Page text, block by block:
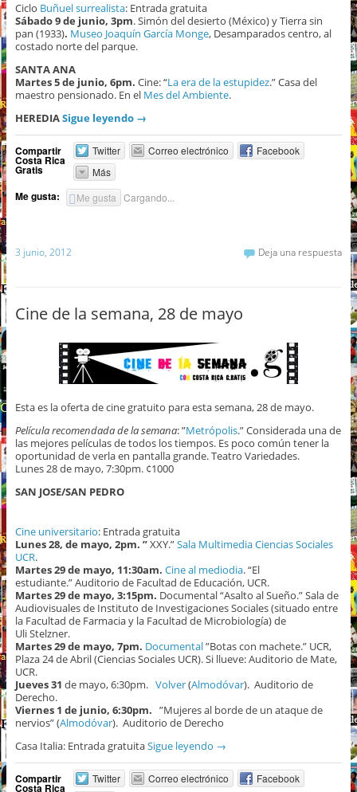
Ciclo Buñuel surrealista: Entrada gratuita
Sábado 9 de junio, 3pm. Simón del desierto (México) y Tierra sin
pan (1933). Museo Joaquín García Monge, Desamparados centro, al
costado norte del parque.
SANTA ANA
Martes 5 de junio, 6pm. Cine: “La era de la estupidez.” Casa del
maestro pensionado. En el Mes del Ambiente.
HEREDIASigue leyendo →
Compartir
Costa Rica
Gratis
Twitter Correo electrónico
Facebook
Más
Me gusta: Me gusta Cargando...
3 junio, 2012 Deja una respuesta
Cine de la semana, 28 de mayo
Esta es la oferta de cine gratuito para esta semana, 28 de mayo.
Película recomendada de la semana: ”Metrópolis.” Considerada una de
las mejores películas de todos los tiempos. Es poco común tener la
oportunidad de verla en pantalla grande. Teatro Variedades.
Lunes 28 de mayo, 7:30pm. ¢1000
SAN JOSE/SAN PEDRO
Cine universitario: Entrada gratuita
Lunes 28, de mayo, 2pm. ”XXY.”Sala Multimedia Ciencias Sociales
UCR.
Martes 29 de mayo, 11:30am. Cine al mediodia. “El
estudiante.” Auditorio de Facultad de Educación, UCR.
Martes 29 de mayo, 3:15pm. Documental “Asalto al Sueño.” Sala de
Audiovisuales de Instituto de Investigaciones Sociales (situado entre
la Facultad de Farmacia y la Facultad de Microbiología) de
Uli Stelzner.
Martes 29 de mayo, 7pm. Documental”Botas con machete.” UCR,
Plaza 24 de Abril (Ciencias Sociales UCR). Si llueve: Auditorio de Mate,
UCR.
Jueves 31 de mayo, 6:30pm. Volver(Almodóvar). Auditorio de
Derecho.
Viernes 1 de junio, 6:30pm. ”Mujeres al borde de un ataque de
nervios” (Almodóvar). Auditorio de Derecho
Casa Italia: Entrada gratuitaSigue leyendo →
Compartir
Costa Rica
Twitter Correo electrónico Facebook